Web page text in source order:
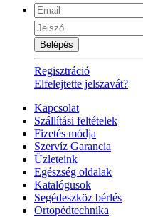
Belépés
Regisztráció
Elfelejtette jelszavát?
Kapcsolat
Szállítási feltételek
Fizetés módja
Szervíz Garancia
Üzleteink
Egészség oldalak
Katalógusok
Segédeszköz bérlés
Ortopédtechnika